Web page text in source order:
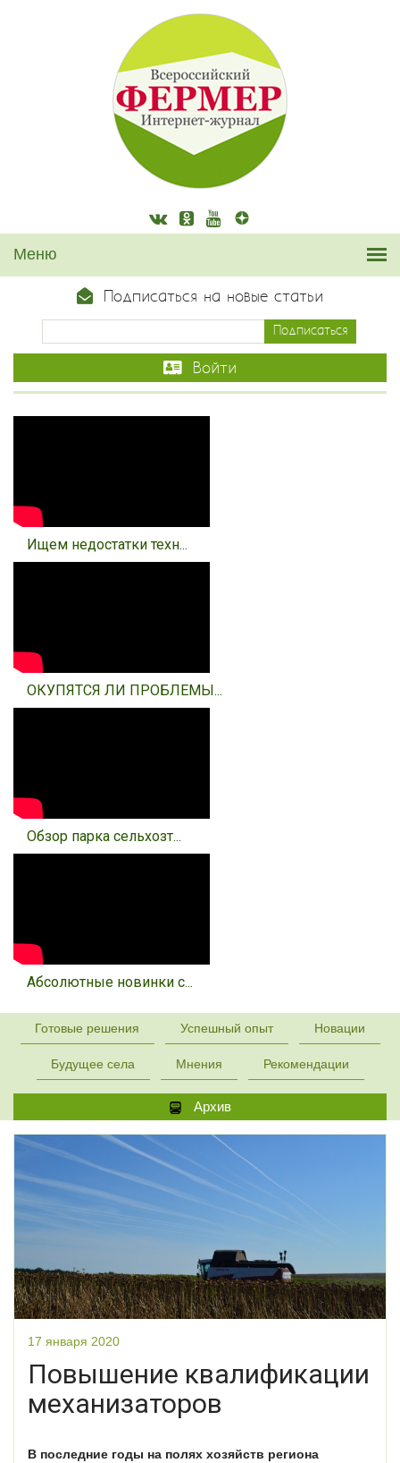
Подписаться на новые статьи
Войти
Ищем недостатки техн...
ОКУПЯТСЯ ЛИ ПРОБЛЕМЫ...
Обзор парка сельхозт...
Абсолютные новинки с...
Готовые решения Успешный опыт Новации
Будущее села Мнения Рекомендации
Архив
17 января 2020
Повышение квалификации
механизаторов
В последние годы на полях хозяйств региона